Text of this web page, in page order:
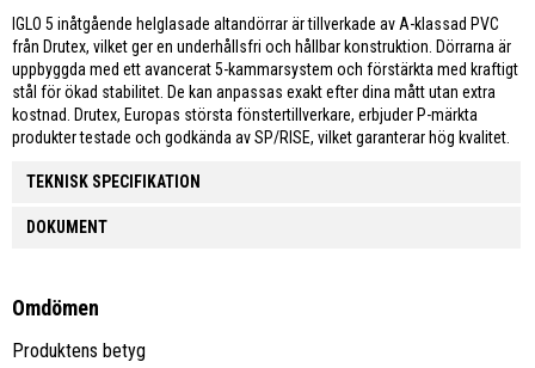
IGLO 5 inåtgående helglasade altandörrar är tillverkade av A-klassad PVC
från Drutex, vilket ger en underhållsfri och hållbar konstruktion. Dörrarna är
uppbyggda med ett avancerat 5-kammarsystem och förstärkta med kraftigt
stål för ökad stabilitet. De kan anpassas exakt efter dina mått utan extra
kostnad. Drutex, Europas största fönstertillverkare, erbjuder P-märkta
produkter testade och godkända av SP/RISE, vilket garanterar hög kvalitet.
TEKNISK SPECIFIKATION
DOKUMENT
Omdömen
Produktens betyg